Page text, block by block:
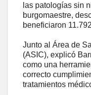
las patologías sin
burgomaestre,
beneficiaron
Junto al Área de
(ASIC), explicó
como una
correcto
tratamientos